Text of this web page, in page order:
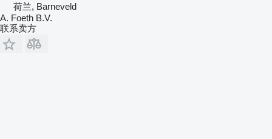
荷兰, Barneveld
A. Foeth B.V.
联系卖方